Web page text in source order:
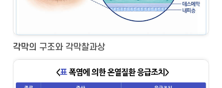
각막의 구조와 각막찰과상